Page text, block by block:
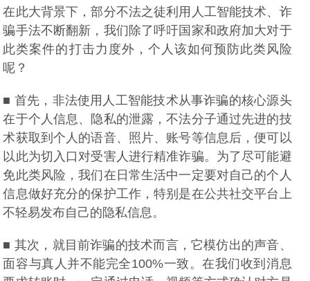
在此大背景下，部分不法之徒利用人工智能技术、诈
骗手法不断翻新，我们除了呼吁国家和政府加大对于
此类案件的打击力度外，个人该如何预防此类风险
呢？
■ 首先，非法使用人工智能技术从事诈骗的核心源头
在于个人信息、隐私的泄露，不法分子通过先进的技
术获取到个人的语音、照片、账号等信息后，便可以
以此为切入口对受害人进行精准诈骗。为了尽可能避
免此类风险，我们在日常生活中一定要对自己的个人
信息做好充分的保护工作，特别是在公共社交平台上
不轻易发布自己的隐私信息。
■ 其次，就目前诈骗的技术而言，它模仿出的声音、
面容与真人并不能完全100%一致。在我们收到消息